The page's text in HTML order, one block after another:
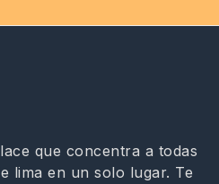
que concentra a todas
lima en un solo lugar. Te